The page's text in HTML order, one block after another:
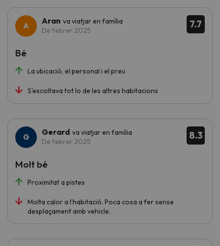
7.7
Aran va viatjar en família
De febrer 2025
La ubicació, el personal i el preu
S'escoltava tot lo de les altres habitacions
Bé
8.3
Gerard va viatjar en família
De febrer 2025
Proximitat a pistes
Molta calor a l'habitació. Poca cosa a fer sense
desplaçament amb vehicle.
Molt bé